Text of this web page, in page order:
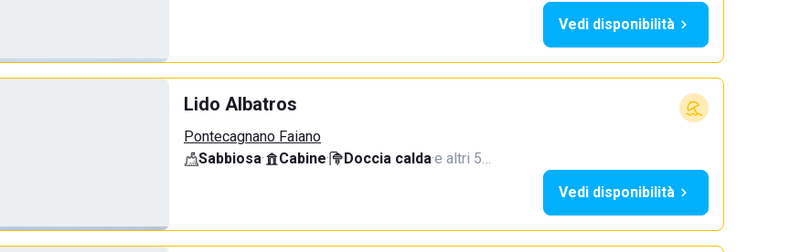
Vedi disponibilità
Lido Albatros
Pontecagnano Faiano
Sabbiosa· Cabine· Doccia calda·e altri 5…
Vedi disponibilità